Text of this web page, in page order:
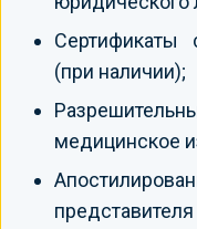
Сертификаты
(при наличии);
медицинское